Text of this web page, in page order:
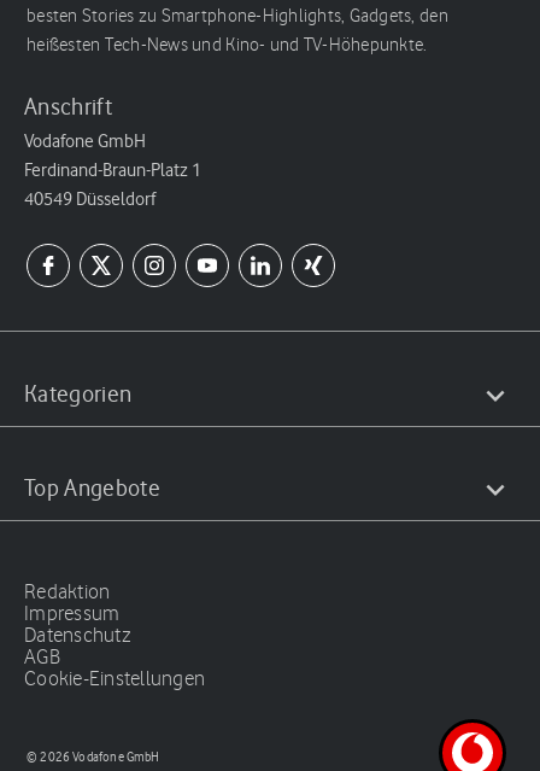
besten Stories zu Smartphone-Highlights, Gadgets, den
heißesten Tech-News und Kino- und TV-Höhepunkte.
Anschrift
Vodafone GmbH
Ferdinand-Braun-Platz 1
40549 Düsseldorf
Kategorien
Top Angebote
Redaktion
Impressum
Datenschutz
AGB
Cookie-Einstellungen
© 2026 Vodafone GmbH